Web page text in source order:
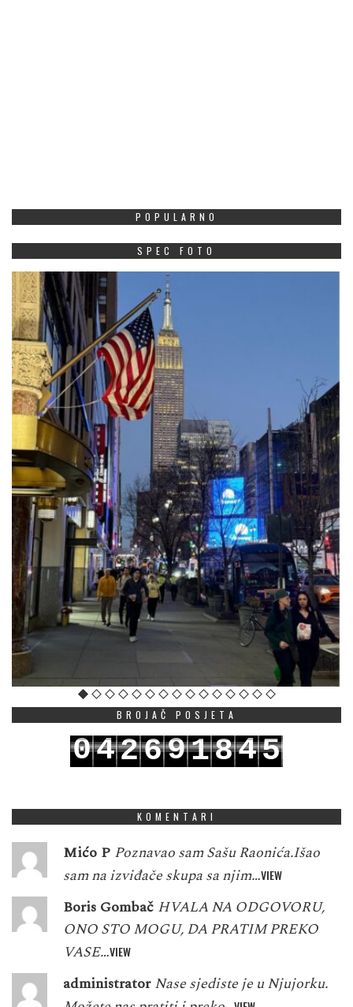
POPULARNO
SPEC FOTO
BROJAČ POSJETA
042691845
KOMENTARI
Mićo P Poznavao sam Sašu Raonića.Išao
sam na izviđače skupa sa njim…VIEW
Boris Gombač HVALA NA ODGOVORU,
ONO STO MOGU, DA PRATIM PREKO
VASE…VIEW
administrator Nase sjediste je u Njujorku.